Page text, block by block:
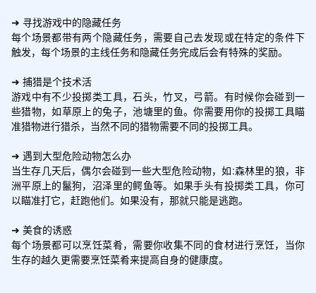
➜ 寻找游戏中的隐藏任务
每个场景都带有两个隐藏任务，需要自己去发现或在特定的条件下
触发，每个场景的主线任务和隐藏任务完成后会有特殊的奖励。
➜ 捕猎是个技术活
游戏中有不少投掷类工具，石头，竹叉，弓箭。有时候你会碰到一
些猎物，如草原上的兔子，池塘里的鱼。你需要用你的投掷工具瞄
准猎物进行猎杀，当然不同的猎物需要不同的投掷工具。
➜ 遇到大型危险动物怎么办
当生存几天后，偶尔会碰到一些大型危险动物，如:森林里的狼，非
洲平原上的鬣狗，沼泽里的鳄鱼等。如果手头有投掷类工具，你可
以瞄准打它，赶跑他们。如果没有，那就只能是逃跑。
➜ 美食的诱惑
每个场景都可以烹饪菜肴，需要你收集不同的食材进行烹饪，当你
生存的越久更需要烹饪菜肴来提高自身的健康度。